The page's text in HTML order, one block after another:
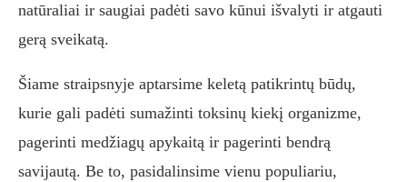
natūraliai ir saugiai padėti savo kūnui išvalyti ir atgauti
gerą sveikatą.
Šiame straipsnyje aptarsime keletą patikrintų būdų,
kurie gali padėti sumažinti toksinų kiekį organizme,
pagerinti medžiagų apykaitą ir pagerinti bendrą
savijautą. Be to, pasidalinsime vienu populiariu,